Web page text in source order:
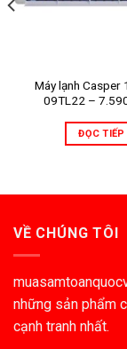
Máy lạnh Casper
09TL22 –
ĐỌC TIẾP
VỀ CHÚNG TÔI
những sản phẩm
cạnh tranh nhất.